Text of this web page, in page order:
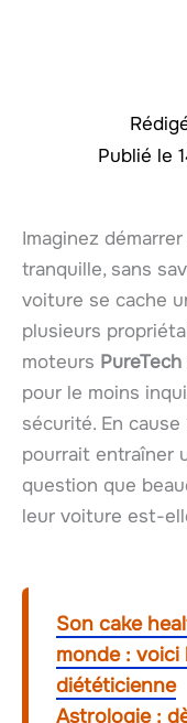
Imaginez
tranquille, sans
voiture se cache
plusieurs
moteurs PureTech
pour le moins
sécurité. En
pourrait entraîner
question que
leur voiture est-
Son cake
monde : voici
diététicienne
Astrologie :